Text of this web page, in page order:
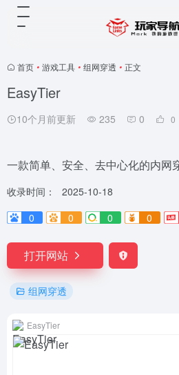
首页 • 游戏工具 • 组网穿透 • 正文
EasyTier
10个月前更新 235 0 0
一款简单、安全、去中心化的内网
收录时间：
2025-10-18
0
0 0 0
打开网站
组网穿透
EasyTier